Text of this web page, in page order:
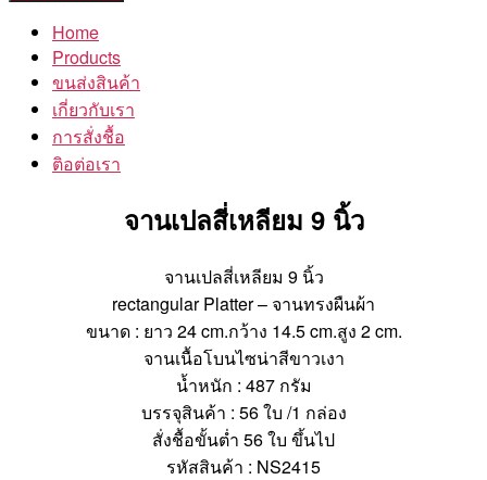
Home
Products
ขนส่งสินค้า
เกี่ยวกับเรา
การสั่งชื้อ
ติอต่อเรา
จานเปลสี่เหลียม 9 นิ้ว
จานเปลสี่เหลียม 9 นิ้ว
rectangular Platter – จานทรงผืนผ้า
ขนาด : ยาว 24 cm.กว้าง 14.5 cm.สูง 2 cm.
จานเนื้อโบนไซน่าสีขาวเงา
น้ำหนัก : 487 กรัม
บรรจุสินค้า : 56 ใบ /1 กล่อง
สั่งชื้อขั้นต่ำ 56 ใบ ขึ้นไป
รหัสสินค้า : NS2415